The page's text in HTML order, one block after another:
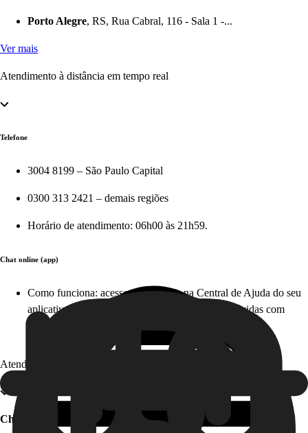
Porto Alegre, RS, Rua Cabral, 116 - Sala 1 -...
Ver mais
Atendimento à distância em tempo real
Telefone
3004 8199 – São Paulo Capital
0300 313 2421 – demais regiões
Horário de atendimento: 06h00 às 21h59.
Chat online (app)
Como funciona: acesse diretamente na Central de Ajuda do seu
aplicativo em apenas alguns cliques e tire suas dúvidas com
Atendimento offline
Chat offline